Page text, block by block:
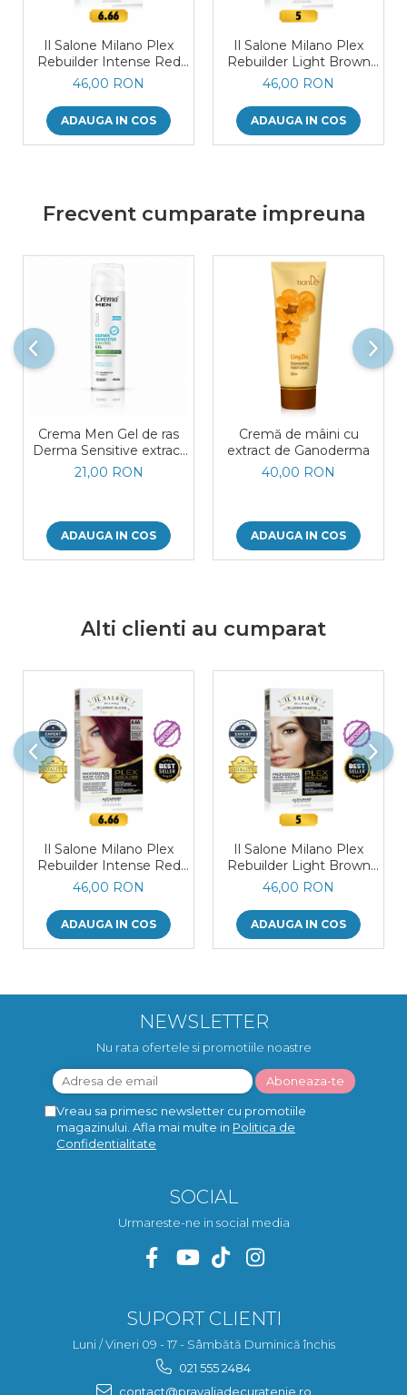
Il Salone Milano Plex
Rebuilder Intense Red
6.66
46,00 RON
ADAUGA IN COS
Il Salone Milano Plex
Rebuilder Light Brown
5.0
46,00 RON
ADAUGA IN COS
Frecvent cumparate impreuna
Crema Men Gel de ras
Derma Sensitive extract
de Aloe Vera Sano 200
21,00 RON
ADAUGA IN COS
Cremă de mâini cu
extract de Ganoderma
40,00 RON
ADAUGA IN COS
Alti clienti au cumparat
Il Salone Milano Plex
Rebuilder Intense Red
6.66
46,00 RON
ADAUGA IN COS
Il Salone Milano Plex
Rebuilder Light Brown
5.0
46,00 RON
ADAUGA IN COS
NEWSLETTER
Nu rata ofertele si promotiile noastre
Vreau sa primesc newsletter cu promotiile
magazinului. Afla mai multe in Politica de
Confidentialitate
SOCIAL
Urmareste-ne in social media
SUPORT CLIENTI
Luni / Vineri 09 - 17 - Sâmbătă Duminică închis
021 555 2484
contact@pravaliadecuratenie.ro